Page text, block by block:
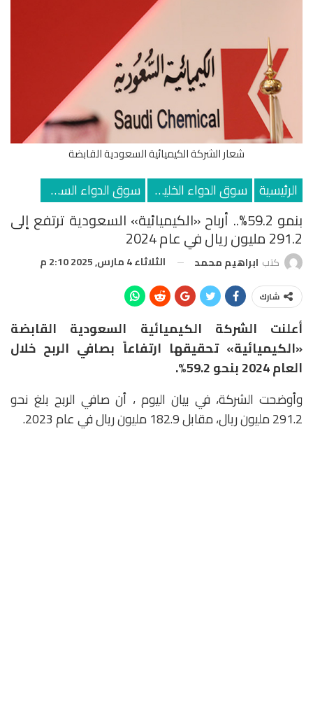
شعار الشركة الكيميائية السعودية القابضة
الرئيسية سوق الدواء الخليجي سوق الدواء السعودي
بنمو 59.2%.. أرباح «الكيميائية» السعودية ترتفع إلى
291.2 مليون ريال في عام 2024
كتب ابراهيم محمد الثلاثاء 4 مارس, 2025 2:10 م
شارك
أعلنت الشركة الكيميائية السعودية القابضة
«الكيميائية» تحقيقها ارتفاعاً بصافي الربح خلال
العام 2024 بنحو 59.2%.
وأوضحت الشركة، في بيان اليوم ، أن صافي الربح بلغ نحو
291.2 مليون ريال، مقابل 182.9 مليون ريال في عام 2023.